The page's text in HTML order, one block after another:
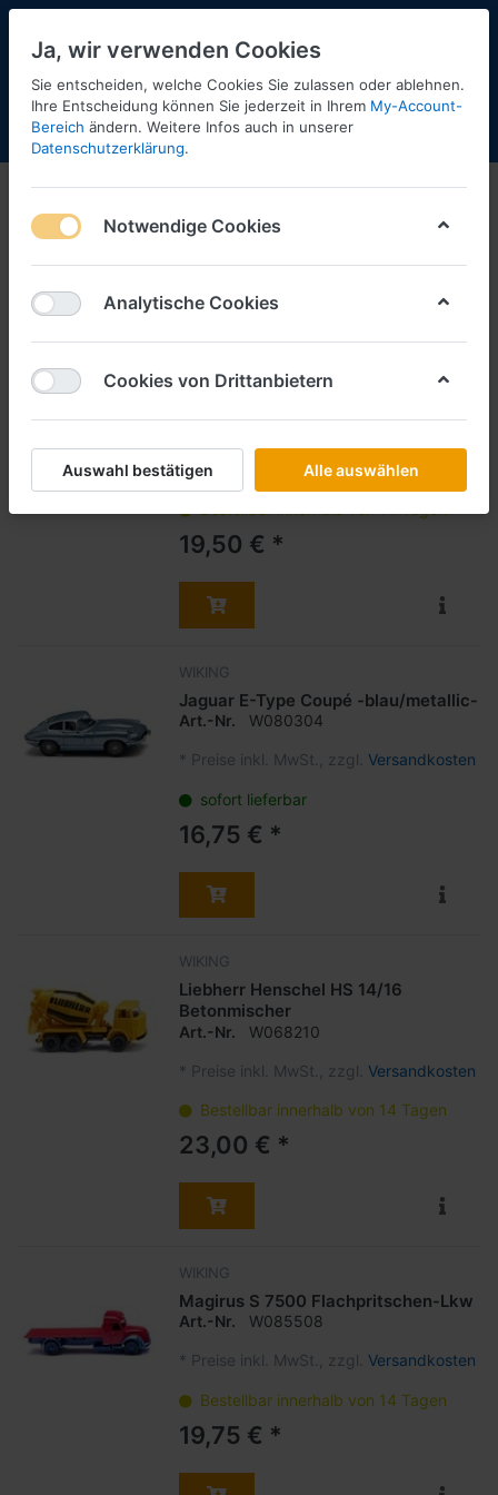
Menü Anmelden Shopaktualisierung
Wiking
1-4 von
Filtern Sortieren
WIKING
* Preise inkl. MwSt., zzgl.Versandkosten
19,50 € *
WIKING
Jaguar E-Type Coupé -blau/metallic-
Art.-Nr. W080304
* Preise inkl. MwSt., zzgl. Versandkosten
sofort lieferbar
16,75 € *
WIKING
Liebherr Henschel HS 14/16
Betonmischer
Art.-Nr. W068210
* Preise inkl. MwSt., zzgl. Versandkosten
Bestellbar innerhalb von 14 Tagen
23,00 € *
WIKING
Magirus S 7500 Flachpritschen-Lkw
Art.-Nr. W085508
* Preise inkl. MwSt., zzgl. Versandkosten
Bestellbar innerhalb von 14 Tagen
19,75 € *
Ja, wir verwenden Cookies
Sie entscheiden, welche Cookies Sie zulassen oder ablehnen.
Ihre Entscheidung können Sie jederzeit in Ihrem My-Account-
Bereich ändern. Weitere Infos auch in unserer
Datenschutzerklärung.
Notwendige Cookies
Analytische Cookies
Cookies von Drittanbietern
Auswahl bestätigen Alle auswählen